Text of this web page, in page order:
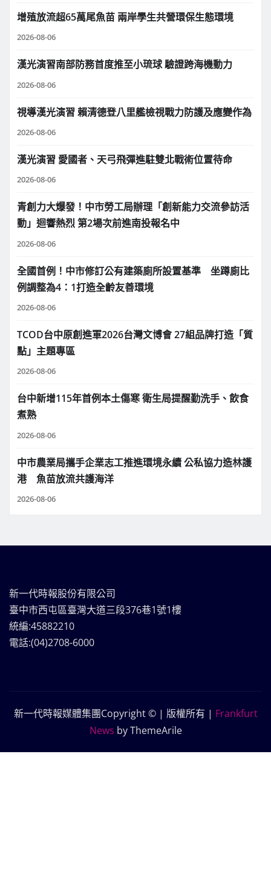
增殖放流超65萬尾魚苗 兩岸學生共營環保生態環境
2026-08-06
漢光演習南部防務首度推至小琉球 驗證跨海機動力
2026-08-06
視導漢光演習 賴清德登八里艦檢視戰力防護及應變作為
2026-08-06
漢光演習 愛國者、天弓飛彈進駐雙北戰術位置待命
2026-08-06
青創力大爆發！中市勞工局辦理「創新能力交流參訪活
動」迴響熱烈 第2場次前進南投報名中
2026-08-06
全國首例！中市修訂公有建築廁所設置基準 坐蹲廁比
例調整為4：1打造全齡友善環境
2026-08-06
TCOD台中原創進軍2026台灣文博會 27組品牌打造「質
點」主題專區
2026-08-06
台中新增115年首例本土傷寒 衛生局提醒勤洗手、飲食
煮熟
2026-08-06
中市農業局攜手企業志工推進環境永續 公私協力造林護
港 魚苗放流共護海洋
2026-08-06
新一代時報股份有限公司
臺中市西屯區臺灣大道三段376巷1號1樓
統編:45882210
電話:(04)2708-6000
新一代時報媒體集團Copyright © | 版權所有 | Frankfurt
News by ThemeArile